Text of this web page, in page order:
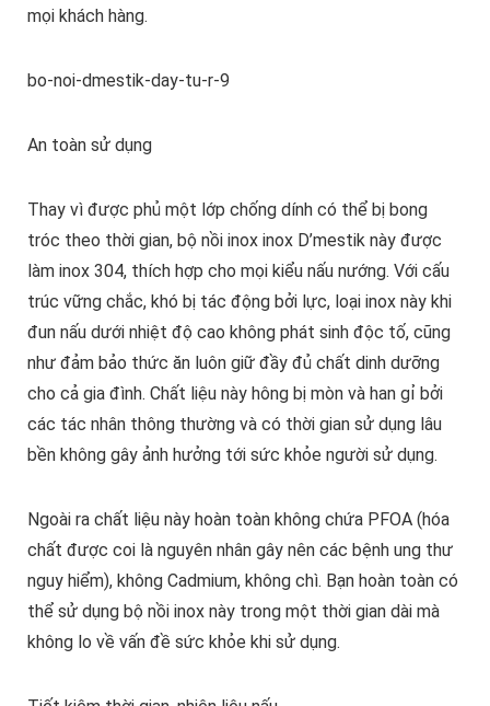
mọi khách hàng.
bo-noi-dmestik-day-tu-r-9
An toàn sử dụng
Thay vì được phủ một lớp chống dính có thể bị bong
tróc theo thời gian, bộ nồi inox inox D’mestik này được
làm inox 304, thích hợp cho mọi kiểu nấu nướng. Với cấu
trúc vững chắc, khó bị tác động bởi lực, loại inox này khi
đun nấu dưới nhiệt độ cao không phát sinh độc tố, cũng
như đảm bảo thức ăn luôn giữ đầy đủ chất dinh dưỡng
cho cả gia đình. Chất liệu này hông bị mòn và han gỉ bởi
các tác nhân thông thường và có thời gian sử dụng lâu
bền không gây ảnh hưởng tới sức khỏe người sử dụng.
Ngoài ra chất liệu này hoàn toàn không chứa PFOA (hóa
chất được coi là nguyên nhân gây nên các bệnh ung thư
nguy hiểm), không Cadmium, không chì. Bạn hoàn toàn có
thể sử dụng bộ nồi inox này trong một thời gian dài mà
không lo về vấn đề sức khỏe khi sử dụng.